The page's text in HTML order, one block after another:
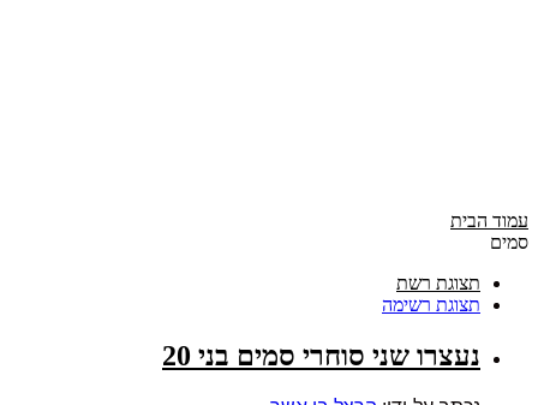
עמוד הבית
סמים
תצוגת רשת
תצוגת רשימה
נעצרו שני סוחרי סמים בני 20